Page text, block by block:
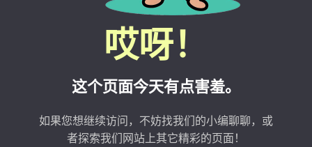
哎呀！
这个页面今天有点害羞。
如果您想继续访问，不妨找我们的小编聊聊，或
者探索我们网站上其它精彩的页面！